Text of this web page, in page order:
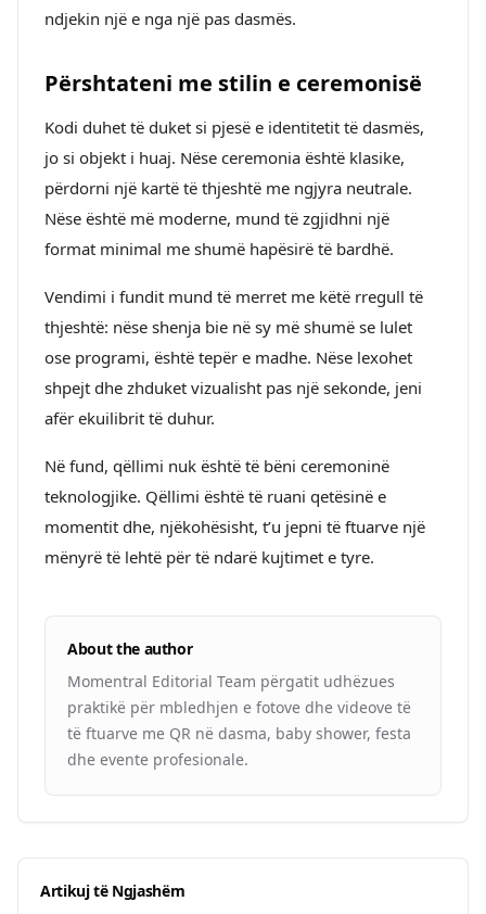
ndjekin një e nga një pas dasmës.
Përshtateni me stilin e ceremonisë
Kodi duhet të duket si pjesë e identitetit të dasmës,
jo si objekt i huaj. Nëse ceremonia është klasike,
përdorni një kartë të thjeshtë me ngjyra neutrale.
Nëse është më moderne, mund të zgjidhni një
format minimal me shumë hapësirë të bardhë.
Vendimi i fundit mund të merret me këtë rregull të
thjeshtë: nëse shenja bie në sy më shumë se lulet
ose programi, është tepër e madhe. Nëse lexohet
shpejt dhe zhduket vizualisht pas një sekonde, jeni
afër ekuilibrit të duhur.
Në fund, qëllimi nuk është të bëni ceremoninë
teknologjike. Qëllimi është të ruani qetësinë e
momentit dhe, njëkohësisht, t’u jepni të ftuarve një
mënyrë të lehtë për të ndarë kujtimet e tyre.
About the author
Momentral Editorial Team përgatit udhëzues
praktikë për mbledhjen e fotove dhe videove të
të ftuarve me QR në dasma, baby shower, festa
dhe evente profesionale.
Artikuj të Ngjashëm